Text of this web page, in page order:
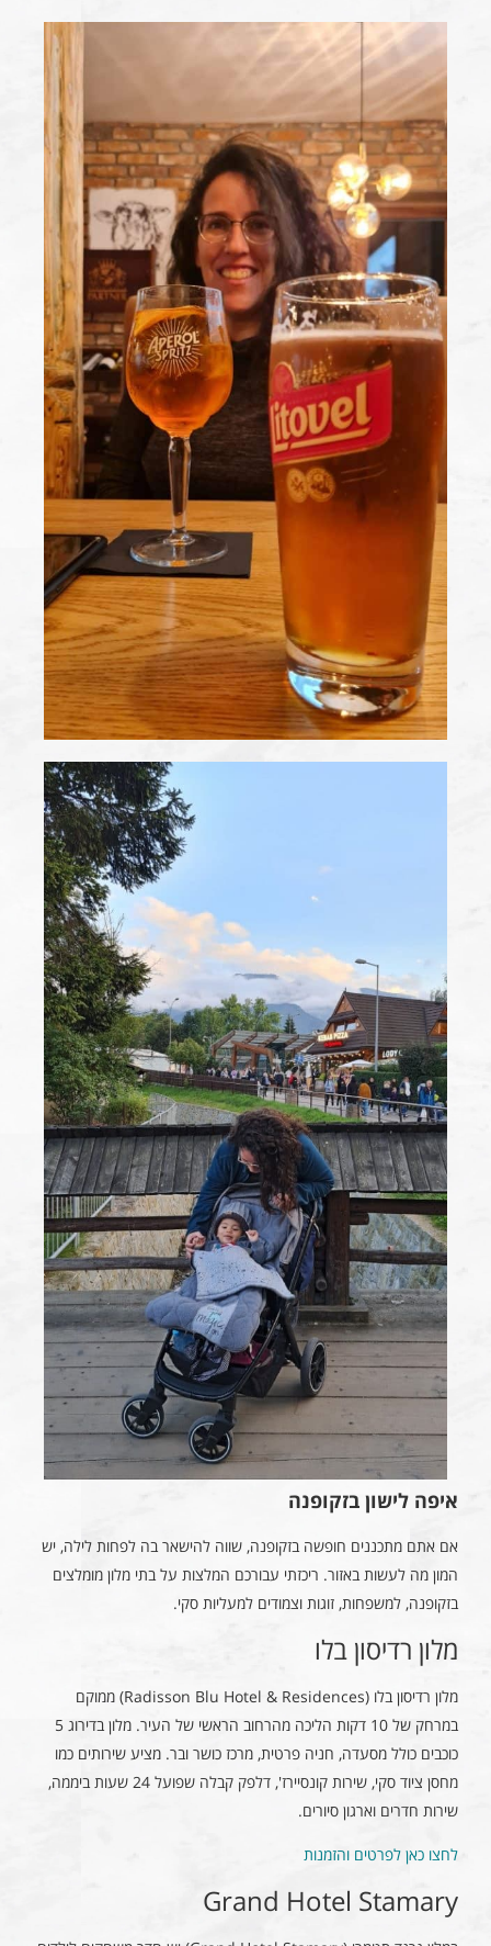
איפה לישון בזקופנה
אם אתם מתכננים חופשה בזקופנה, שווה להישאר בה לפחות לילה, יש
המון מה לעשות באזור. ריכזתי עבורכם המלצות על בתי מלון מומלצים
בזקופנה, למשפחות, זוגות וצמודים למעליות סקי.
מלון רדיסון בלו
מלון רדיסון בלו (Radisson Blu Hotel & Residences) ממוקם
במרחק של 10 דקות הליכה מהרחוב הראשי של העיר. מלון בדירוג 5
כוכבים כולל מסעדה, חניה פרטית, מרכז כושר ובר. מציע שירותים כמו
מחסן ציוד סקי, שירות קונסיירז', דלפק קבלה שפועל 24 שעות ביממה,
שירות חדרים וארגון סיורים.
לחצו כאן לפרטים והזמנות
Grand Hotel Stamary